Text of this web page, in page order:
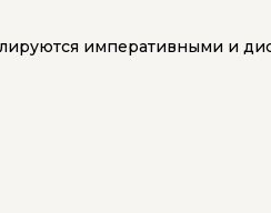
императивными и